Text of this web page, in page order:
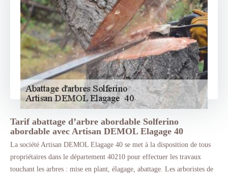
Tarif abattage d’arbre abordable Solferino
abordable avec Artisan DEMOL Elagage 40
La société Artisan DEMOL Elagage 40 se met à la disposition de tous
propriétaires dans le département 40210 pour effectuer les travaux
touchant les arbres : mise en plant, élagage, abattage. Les arboristes de